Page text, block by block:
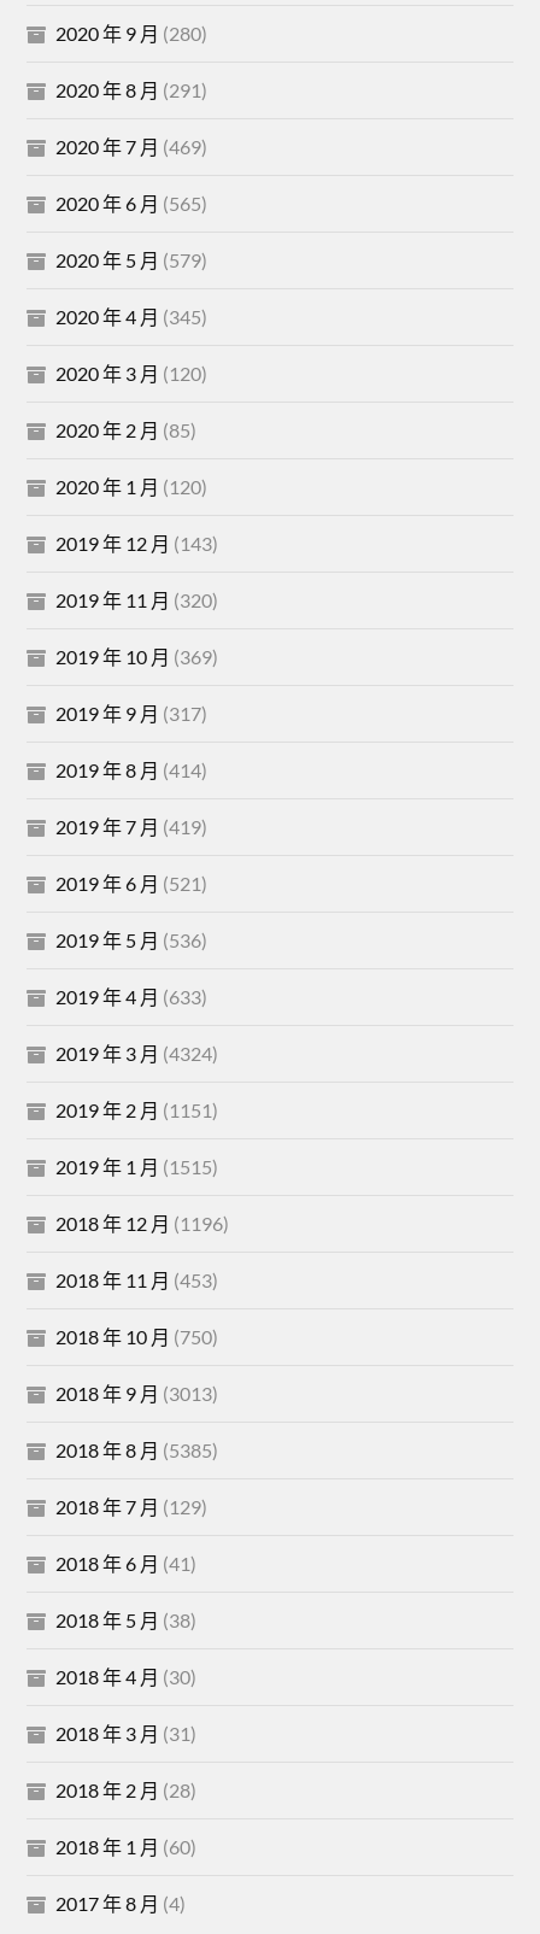
2020 年 9 月 (280)
2020 年 8 月 (291)
2020 年 7 月 (469)
2020 年 6 月 (565)
2020 年 5 月 (579)
2020 年 4 月 (345)
2020 年 3 月 (120)
2020 年 2 月 (85)
2020 年 1 月 (120)
2019 年 12 月 (143)
2019 年 11 月 (320)
2019 年 10 月 (369)
2019 年 9 月 (317)
2019 年 8 月 (414)
2019 年 7 月 (419)
2019 年 6 月 (521)
2019 年 5 月 (536)
2019 年 4 月 (633)
2019 年 3 月 (4324)
2019 年 2 月 (1151)
2019 年 1 月 (1515)
2018 年 12 月 (1196)
2018 年 11 月 (453)
2018 年 10 月 (750)
2018 年 9 月 (3013)
2018 年 8 月 (5385)
2018 年 7 月 (129)
2018 年 6 月 (41)
2018 年 5 月 (38)
2018 年 4 月 (30)
2018 年 3 月 (31)
2018 年 2 月 (28)
2018 年 1 月 (60)
2017 年 8 月 (4)